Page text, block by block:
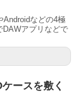
Androidなどの4極
DAWアプリなどで
ースを敷く